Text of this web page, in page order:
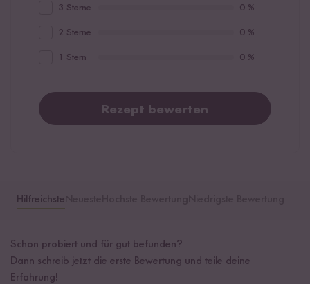
3 Sterne 0 %
2 Sterne 0 %
1 Stern 0 %
Rezept bewerten
Hilfreichste
Schon probiert und für gut befunden?
Dann schreib jetzt die erste Bewertung und teile deine
Erfahrung!